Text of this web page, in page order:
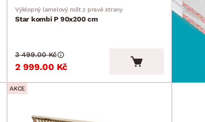
Výklopný lamelový rošt z pravé strany
Star kombi P 90x200 cm
2 999.00 Kč
3 499.00 Kč
AKCE